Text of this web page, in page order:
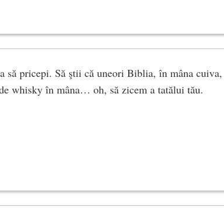
să pricepi. Să ştii că uneori Biblia, în mâna
whisky în mâna… oh, să zicem a tatălui tău.